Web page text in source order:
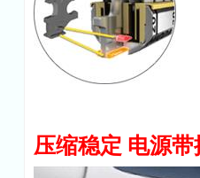
压缩稳定 电源